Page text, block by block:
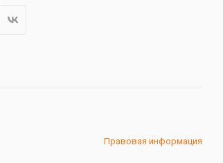
Правовая информация